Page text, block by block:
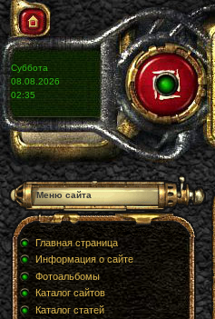
Суббота
08.08.2026
02:35
Меню сайта
Главная страница
Информация о сайте
Фотоальбомы
Каталог сайтов
Каталог статей